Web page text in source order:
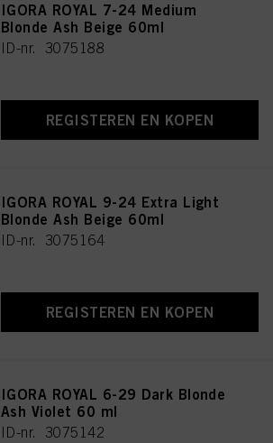
IGORA ROYAL 7-24 Medium
Blonde Ash Beige 60ml
ID-nr. 3075188
REGISTEREN EN KOPEN
IGORA ROYAL 9-24 Extra Light
Blonde Ash Beige 60ml
ID-nr. 3075164
REGISTEREN EN KOPEN
IGORA ROYAL 6-29 Dark Blonde
Ash Violet 60 ml
ID-nr. 3075142